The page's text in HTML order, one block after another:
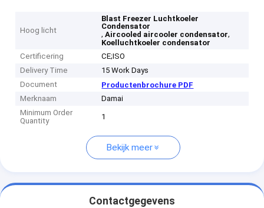
Hoog licht
Blast Freezer Luchtkoeler
Condensator
,Aircooled aircooler condensator,
Koelluchtkoeler condensator
Certificering
CE;ISO
Delivery Time
15 Work Days
Document
Productenbrochure PDF
Merknaam
Damai
Minimum Order
Quantity
1
Bekijk meer
Contactgegevens